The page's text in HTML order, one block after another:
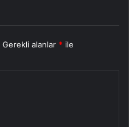
Gerekli alanlar * ile